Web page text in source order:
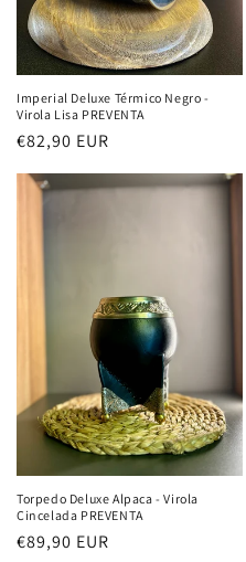
Imperial Deluxe Térmico Negro -
Virola Lisa PREVENTA
Precio
habitual
€82,90 EUR
Torpedo Deluxe Alpaca - Virola
Cincelada PREVENTA
Precio
€89,90 EUR